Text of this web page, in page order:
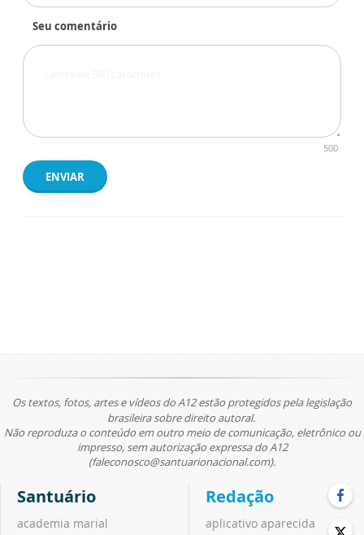
Seu comentário
500
ENVIAR
Os textos, fotos, artes e vídeos do A12 estão protegidos pela legislação
brasileira sobre direito autoral.
Não reproduza o conteúdo em outro meio de comunicação, eletrônico ou
impresso, sem autorização expressa do A12
(faleconosco@santuarionacional.com).
Santuário
academia marial
Redação
aplicativo aparecida